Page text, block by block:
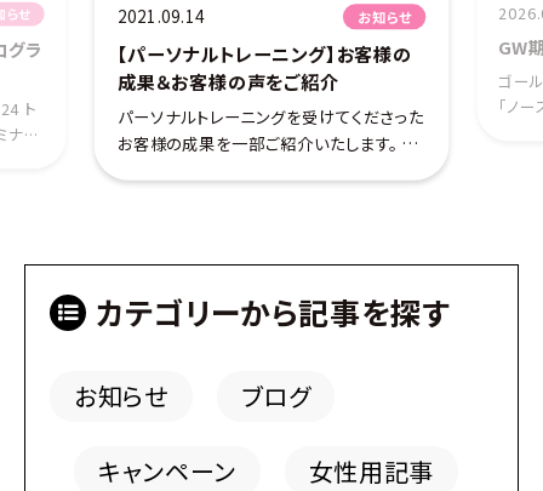
2021.09.14 お知らせ
【パーソナルトレーニング】お客様の
成果＆お客様の声をご紹介
パーソナルトレーニングを受けてくださった
お客様の成果を一部ご紹介いたします。 ・
初回カウンセリングでの丁寧なヒアリング・
中間時、終了時のカウンセリングで徹底的
2026.04.27
GW期間ノ
ゴールデン
「ノースタッ
カテゴリーから記事を探す
お知らせ ブログ
キャンペーン 女性用記事